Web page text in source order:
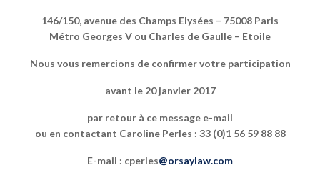
146/150, avenue des Champs Elysées – 75008 Paris
Métro Georges V ou Charles de Gaulle – Etoile
Nous vous remercions de confirmer votre participation
avant le 20 janvier 2017
par retour à ce message e-mail
ou en contactant Caroline Perles : 33 (0)1 56 59 88 88
E-mail : cperles@orsaylaw.com